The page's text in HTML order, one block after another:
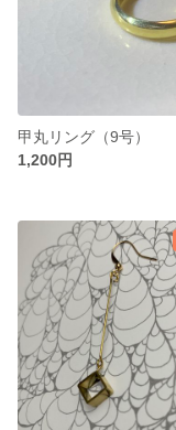
甲丸リング（9号）
1,200円